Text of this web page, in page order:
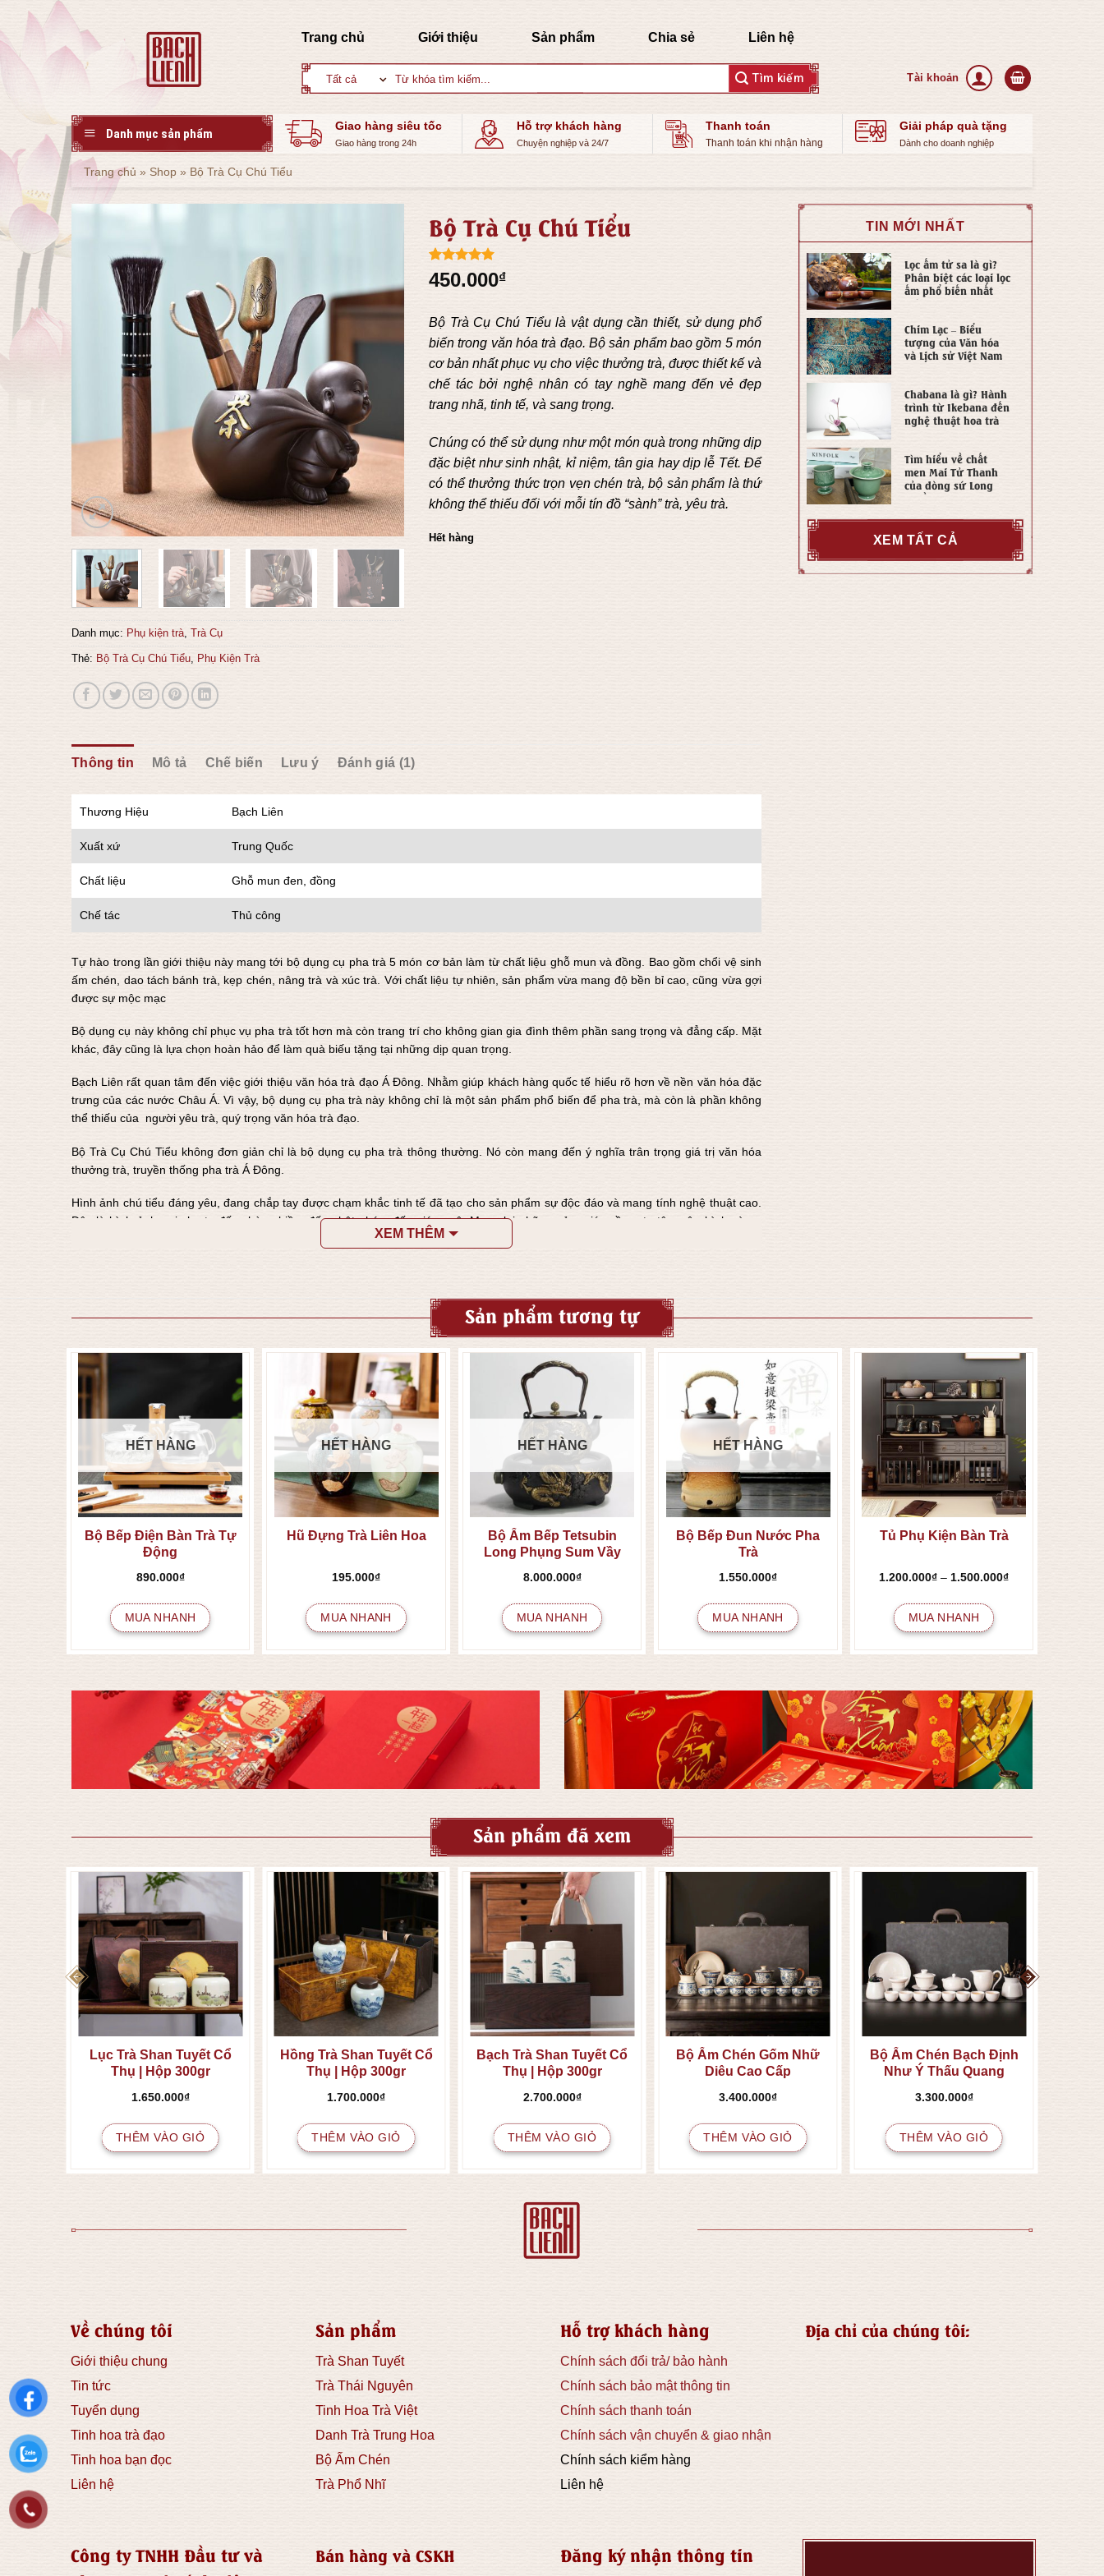
to
content
Trang chủ Giới thiệu Sản phẩm Chia sẻ Liên hệ
kiếm:
Danh mục sản phẩm
Giao hàng siêu tốc
Giao hàng trong 24h
Hỗ trợ khách hàng
Chuyện nghiệp và 24/7
Thanh toán
Thanh toán khi nhận hàng
Giải pháp quà tặng
Dành cho doanh nghiệp
Trang chủ » Shop » Bộ Trà Cụ Chú Tiểu
TIN MỚI NHẤT
Lọc ấm tử sa là gì?
Phân biệt các loại lọc
ấm phổ biến nhất
hiện nay
Chim Lạc – Biểu
tượng của Văn hóa
và Lịch sử Việt Nam
Chabana là gì? Hành
trình từ Ikebana đến
nghệ thuật hoa trà
Tìm hiểu về chất
men Mai Tử Thanh
của dòng sứ Long
Tuyền
XEM TẤT CẢ
Danh mục: Phụ kiện trà, Trà Cụ
Thẻ: Bộ Trà Cụ Chú Tiểu, Phụ Kiện Trà
Bộ Trà Cụ Chú Tiểu
5.00trên 5
dựa trên
1
450.000₫
Bộ Trà Cụ Chú Tiểu là vật dụng cần thiết, sử dụng phổ
biến trong văn hóa trà đạo. Bộ sản phẩm bao gồm 5 món
cơ bản nhất phục vụ cho việc thưởng trà, được thiết kế và
chế tác bởi nghệ nhân có tay nghề mang đến vẻ đẹp
trang nhã, tinh tế, và sang trọng.
Chúng có thể sử dụng như một món quà trong những dịp
đặc biệt như sinh nhật, kỉ niệm, tân gia hay dịp lễ Tết. Để
có thể thưởng thức trọn vẹn chén trà, bộ sản phẩm là thứ
không thể thiếu đối với mỗi tín đồ “sành” trà, yêu trà.
Hết hàng
Thông tin Mô tả Chế biến Lưu ý Đánh giá (1)
Thương Hiệu Bạch Liên
Xuất xứ Trung Quốc
Chất liệu Ghỗ mun đen, đồng
Chế tác Thủ công
Tự hào trong lần giới thiệu này mang tới bộ dụng cụ pha trà 5 món cơ bản làm từ chất liệu ghỗ mun và đồng. Bao gồm chổi vệ sinh
ấm chén, dao tách bánh trà, kẹp chén, nâng trà và xúc trà. Với chất liệu tự nhiên, sản phẩm vừa mang độ bền bỉ cao, cũng vừa gợi
được sự mộc mạc
Bộ dụng cụ này không chỉ phục vụ pha trà tốt hơn mà còn trang trí cho không gian gia đình thêm phần sang trọng và đẳng cấp. Mặt
khác, đây cũng là lựa chọn hoàn hảo để làm quà biếu tặng tại những dịp quan trọng.
Bạch Liên rất quan tâm đến việc giới thiệu văn hóa trà đạo Á Đông. Nhằm giúp khách hàng quốc tế hiểu rõ hơn về nền văn hóa đặc
trưng của các nước Châu Á. Vì vậy, bộ dụng cụ pha trà này không chỉ là một sản phẩm phổ biến để pha trà, mà còn là phần không
thể thiếu của người yêu trà, quý trọng văn hóa trà đạo.
Bộ Trà Cụ Chú Tiểu không đơn giản chỉ là bộ dụng cụ pha trà thông thường. Nó còn mang đến ý nghĩa trân trọng giá trị văn hóa
thưởng trà, truyền thống pha trà Á Đông.
Hình ảnh chú tiểu đáng yêu, đang chắp tay được chạm khắc tinh tế đã tạo cho sản phẩm sự độc đáo và mang tính nghệ thuật cao.
Đây là hình ảnh gợi cho ta đến chùa chiền, đến phật pháp, đến giác ngộ. Mang lại những cảm giác về sự tu tập, yên bình và an
lành. Cạnh đó cũng thể hiện sự quan tâm đến những giá trị truyền thống của người Trung Hoa.
XEM THÊM
Sản phẩm tương tự
HẾT HÀNG
Bộ Bếp Điện Bàn Trà Tự
Động
890.000₫
MUA NHANH
HẾT HÀNG
Hũ Đựng Trà Liên Hoa
195.000₫
MUA NHANH
HẾT HÀNG
Bộ Ấm Bếp Tetsubin
Long Phụng Sum Vầy
8.000.000₫
MUA NHANH
HẾT HÀNG
Bộ Bếp Đun Nước Pha
Trà
1.550.000₫
MUA NHANH
Tủ Phụ Kiện Bàn Trà
1.200.000₫ – 1.500.000₫Khoảng
MUA NHANH
có
nhiều
biến
thể.
Các
tùy
được
trên
trang
Sản phẩm đã xem
Lục Trà Shan Tuyết Cổ
Thụ | Hộp 300gr
1.650.000₫
THÊM VÀO GIỎ
Hồng Trà Shan Tuyết Cổ
Thụ | Hộp 300gr
1.700.000₫
THÊM VÀO GIỎ
Bạch Trà Shan Tuyết Cổ
Thụ | Hộp 300gr
2.700.000₫
THÊM VÀO GIỎ
Bộ Ấm Chén Gốm Nhữ
Diêu Cao Cấp
3.400.000₫
THÊM VÀO GIỎ
Bộ Ấm Chén Bạch Định
Như Ý Thấu Quang
3.300.000₫
THÊM VÀO GIỎ
Về chúng tôi
Giới thiệu chung
Tin tức
Tuyển dụng
Tinh hoa trà đạo
Tinh hoa bạn đọc
Liên hệ
Sản phẩm
Trà Shan Tuyết
Trà Thái Nguyên
Tinh Hoa Trà Việt
Danh Trà Trung Hoa
Bộ Ấm Chén
Trà Phổ Nhĩ
Hỗ trợ khách hàng
Chính sách đổi trả/ bảo hành
Chính sách bảo mật thông tin
Chính sách thanh toán
Chính sách vận chuyển & giao nhận
Chính sách kiểm hàng
Liên hệ
Địa chỉ của chúng tôi:
Công ty TNHH Đầu tư và
Bán hàng và CSKH Đăng ký nhận thông tin